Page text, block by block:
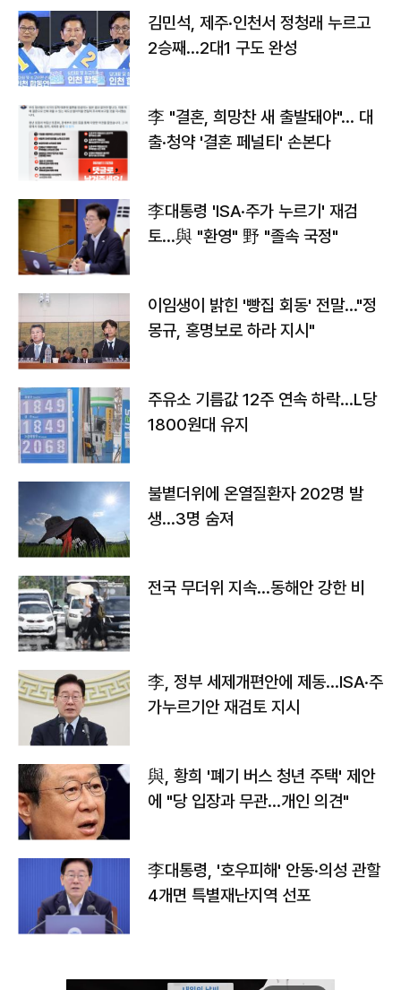
김민석, 제주·인천서 정청래 누르고
2승째…2대1 구도 완성
李 "결혼, 희망찬 새 출발돼야"… 대
출·청약 '결혼 페널티' 손본다
李대통령 'ISA·주가 누르기' 재검
토…與 "환영" 野 "졸속 국정"
이임생이 밝힌 '빵집 회동' 전말…"정
몽규, 홍명보로 하라 지시"
주유소 기름값 12주 연속 하락…L당
1800원대 유지
불볕더위에 온열질환자 202명 발
생…3명 숨져
전국 무더위 지속…동해안 강한 비
李, 정부 세제개편안에 제동…ISA·주
가누르기안 재검토 지시
與, 황희 '폐기 버스 청년 주택' 제안
에 "당 입장과 무관…개인 의견"
李대통령, '호우피해' 안동·의성 관할
4개면 특별재난지역 선포